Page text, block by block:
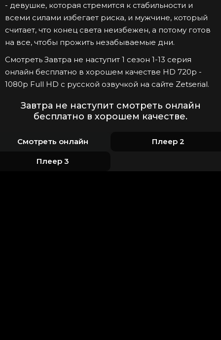
- девушке, которая стремится к стабильности и
всеми силами избегает риска, и мужчине, который
считает, что конец света неизбежен, а потому готов
на все, чтобы прожить незабываемые дни.
Смотреть Завтра не наступит 1 сезон 1-13 серия
онлайн бесплатно в хорошем качестве HD 720p -
1080p Full HD с русской озвучкой на сайте Zetserial.
Завтра не наступит смотреть онлайн
бесплатно в хорошем качестве.
Смотреть онлайн Плеер 2
Плеер 3